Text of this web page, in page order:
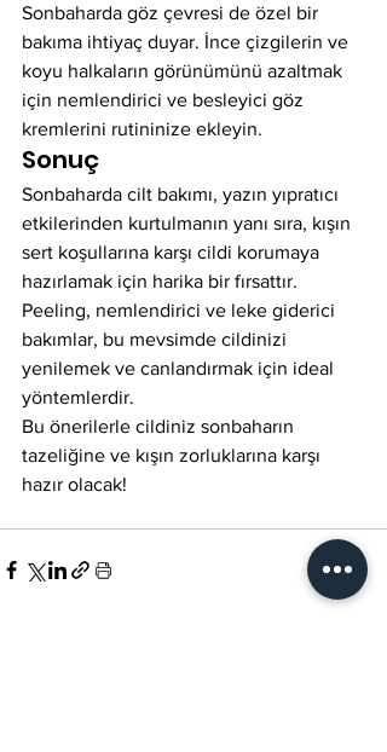
Sonbaharda göz çevresi de özel bir
bakıma ihtiyaç duyar. İnce çizgilerin ve
koyu halkaların görünümünü azaltmak
için nemlendirici ve besleyici göz
kremlerini rutininize ekleyin.
Sonuç
Sonbaharda cilt bakımı, yazın yıpratıcı
etkilerinden kurtulmanın yanı sıra, kışın
sert koşullarına karşı cildi korumaya
hazırlamak için harika bir fırsattır.
Peeling, nemlendirici ve leke giderici
bakımlar, bu mevsimde cildinizi
yenilemek ve canlandırmak için ideal
yöntemlerdir.
Bu önerilerle cildiniz sonbaharın
tazeliğine ve kışın zorluklarına karşı
hazır olacak!